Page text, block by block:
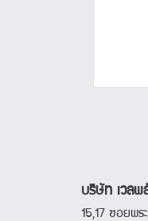
บริษัท เวลพ
15,17 ซอยพร